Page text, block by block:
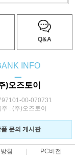
Q&A
INFO
ㅡ
)오즈토이
00-070731
: (주)오즈토이
문의 게시판
침 PC버전